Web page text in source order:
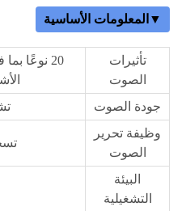
▼المعلومات الأساسية
تأثيرات
الصوت
20 نوعًا
جودة الصوت
وظيفة تحرير
الصوت
البيئة
التشغيلية